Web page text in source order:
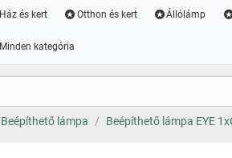
Ház és kert Otthon és kert Állólámp
Minden kategória
Beépíthető lámpa Beépíthető lámpa EYE